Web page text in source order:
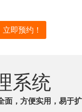
即预约！
系统
面，方便实用，易于扩